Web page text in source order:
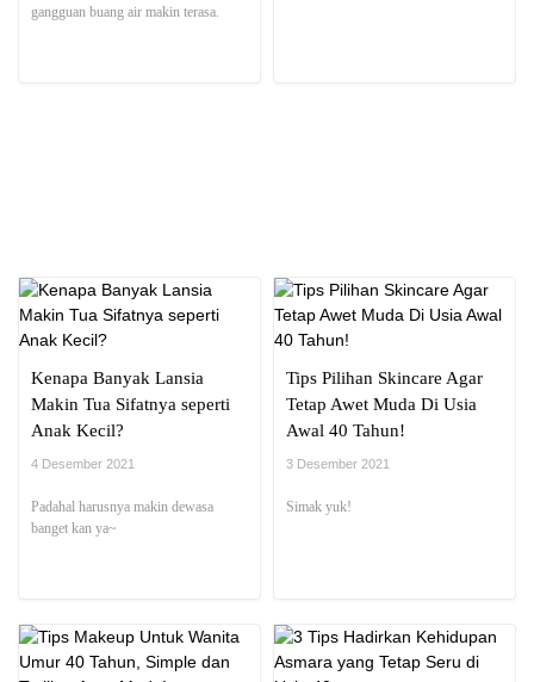
gangguan buang air makin terasa.
Kenapa Banyak Lansia
Makin Tua Sifatnya seperti
Anak Kecil?
4 Desember 2021
Padahal harusnya makin dewasa
banget kan ya~
Tips Pilihan Skincare Agar
Tetap Awet Muda Di Usia
Awal 40 Tahun!
3 Desember 2021
Simak yuk!